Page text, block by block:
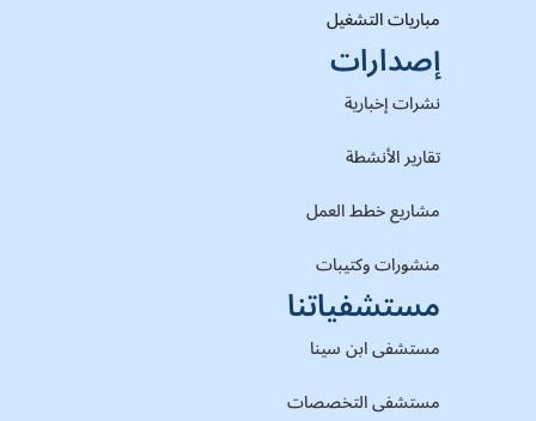
مباريات التشغيل
إصدارات
نشرات إخبارية
تقارير الأنشطة
مشاريع خطط العمل
منشورات وكتيبات
مستشفياتنا
مستشفى ابن سينا
مستشفى التخصصات